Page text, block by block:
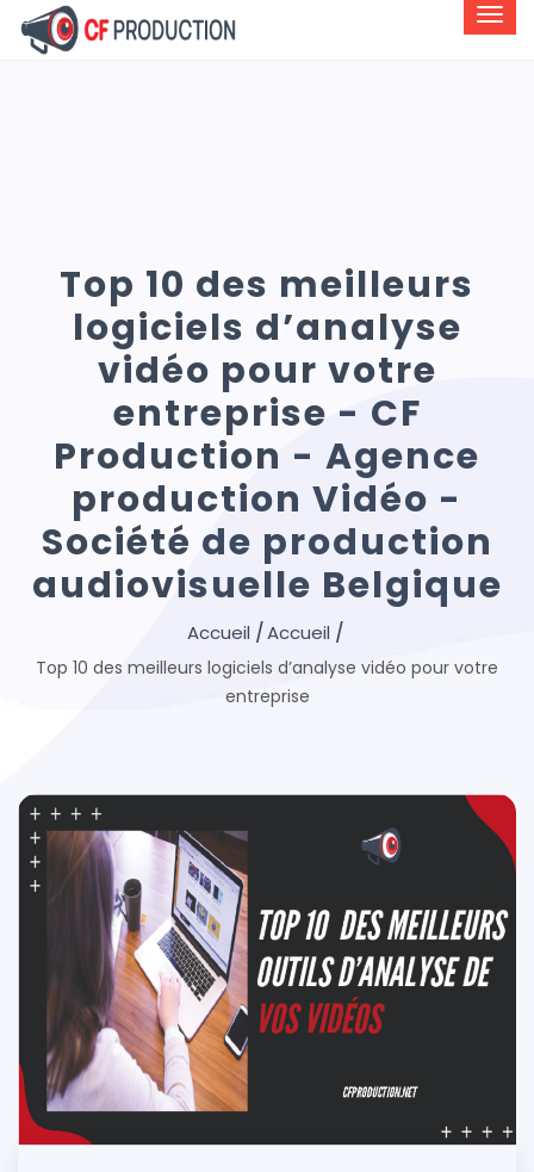
Top 10 des meilleurs
logiciels d’analyse
vidéo pour votre
entreprise - CF
Production - Agence
production Vidéo -
Société de production
audiovisuelle Belgique
Top 10 des meilleurs logiciels d’analyse vidéo pour votre
entreprise